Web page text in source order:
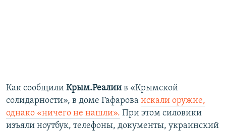
Как сообщили Крым.Реалии в «Крымской
солидарности», в доме Гафарова искали оружие,
однако «ничего не нашли». При этом силовики
изъяли ноутбук, телефоны, документы, украинский